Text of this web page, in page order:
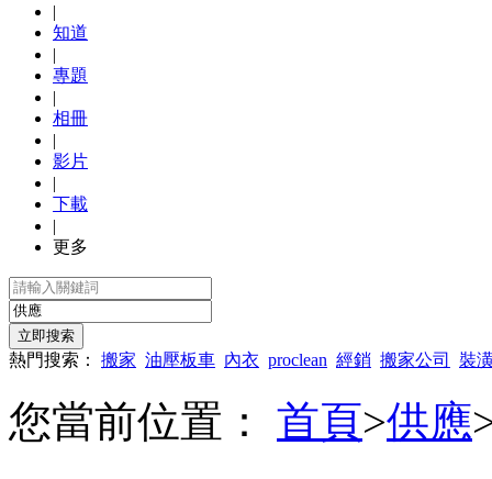
|
知道
|
專題
|
相冊
|
影片
|
下載
|
更多
熱門搜索： 搬家 油壓板車 內衣 proclean 經銷 搬家公司 裝
您當前位置： 首頁>供應